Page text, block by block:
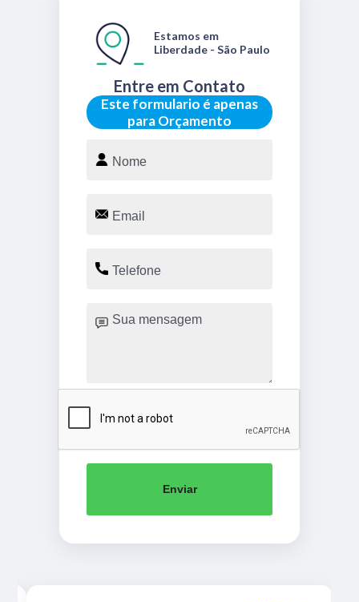
Este formulario é apenas
para Orçamento
Entre em Contato
Estamos em
Liberdade - São Paulo
Enviar